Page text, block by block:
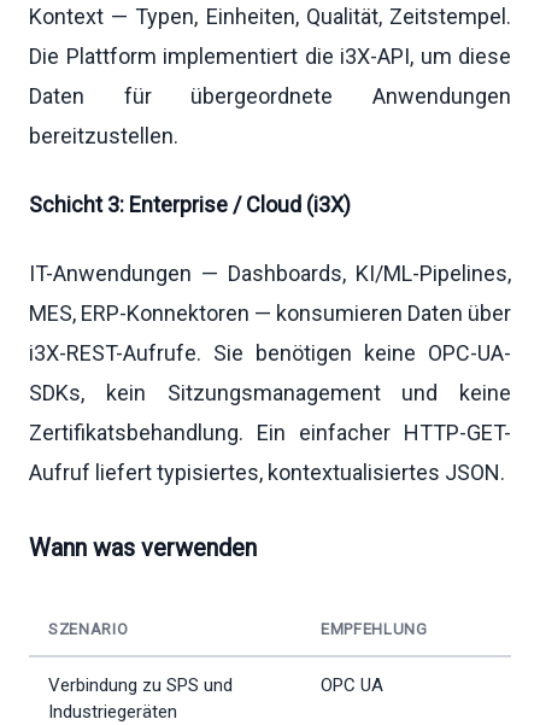
Kontext — Typen, Einheiten, Qualität, Zeitstempel.
Die Plattform implementiert die i3X-API, um diese
Daten für übergeordnete Anwendungen
bereitzustellen.
Schicht 3: Enterprise / Cloud (i3X)
IT-Anwendungen — Dashboards, KI/ML-Pipelines,
MES, ERP-Konnektoren — konsumieren Daten über
i3X-REST-Aufrufe. Sie benötigen keine OPC-UA-
SDKs, kein Sitzungsmanagement und keine
Zertifikatsbehandlung. Ein einfacher HTTP-GET-
Aufruf liefert typisiertes, kontextualisiertes JSON.
Wann was verwenden
SZENARIO EMPFEHLUNG
Verbindung zu SPS und
Industriegeräten
OPC UA